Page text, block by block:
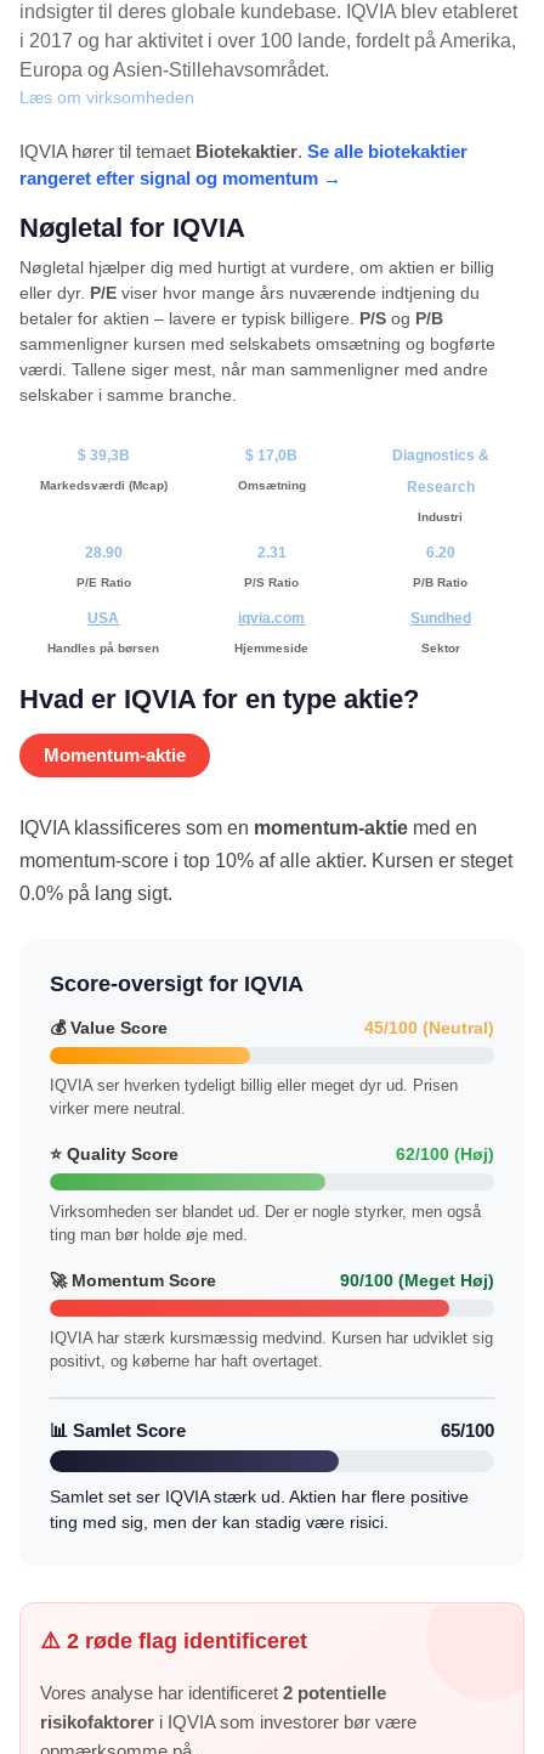
indsigter til deres globale kundebase. IQVIA blev etableret
i 2017 og har aktivitet i over 100 lande, fordelt på Amerika,
Europa og Asien-Stillehavsområdet.
Læs om virksomheden
IQVIA hører til temaet Biotekaktier. Se alle biotekaktier
rangeret efter signal og momentum →
Nøgletal for IQVIA
Nøgletal hjælper dig med hurtigt at vurdere, om aktien er billig
eller dyr. P/E viser hvor mange års nuværende indtjening du
betaler for aktien – lavere er typisk billigere. P/S og P/B
sammenligner kursen med selskabets omsætning og bogførte
værdi. Tallene siger mest, når man sammenligner med andre
selskaber i samme branche.
$ 39,3B
Markedsværdi (Mcap)
$ 17,0B
Omsætning
Diagnostics &
Research
Industri
28.90
P/E Ratio
2.31
P/S Ratio
6.20
P/B Ratio
USA
Handles på børsen
iqvia.com
Hjemmeside
Sundhed
Sektor
Hvad er IQVIA for en type aktie?
Momentum-aktie
IQVIA klassificeres som en momentum-aktie med en
momentum-score i top 10% af alle aktier. Kursen er steget
0.0% på lang sigt.
Score-oversigt for IQVIA
💰 Value Score 45/100 (Neutral)
IQVIA ser hverken tydeligt billig eller meget dyr ud. Prisen
virker mere neutral.
⭐ Quality Score 62/100 (Høj)
Virksomheden ser blandet ud. Der er nogle styrker, men også
ting man bør holde øje med.
🚀 Momentum Score 90/100 (Meget Høj)
IQVIA har stærk kursmæssig medvind. Kursen har udviklet sig
positivt, og køberne har haft overtaget.
📊 Samlet Score 65/100
Samlet set ser IQVIA stærk ud. Aktien har flere positive
ting med sig, men der kan stadig være risici.
⚠️ 2 røde flag identificeret
Vores analyse har identificeret 2 potentielle
risikofaktorer i IQVIA som investorer bør være